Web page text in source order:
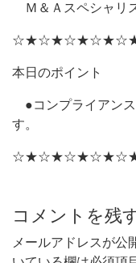
Ｍ＆Ａスペ
本日のポイント
●コンプライアン
す。
コメントを残
メールアドレスが公